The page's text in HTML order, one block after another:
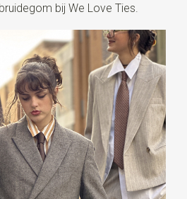
bij We Love Ties.